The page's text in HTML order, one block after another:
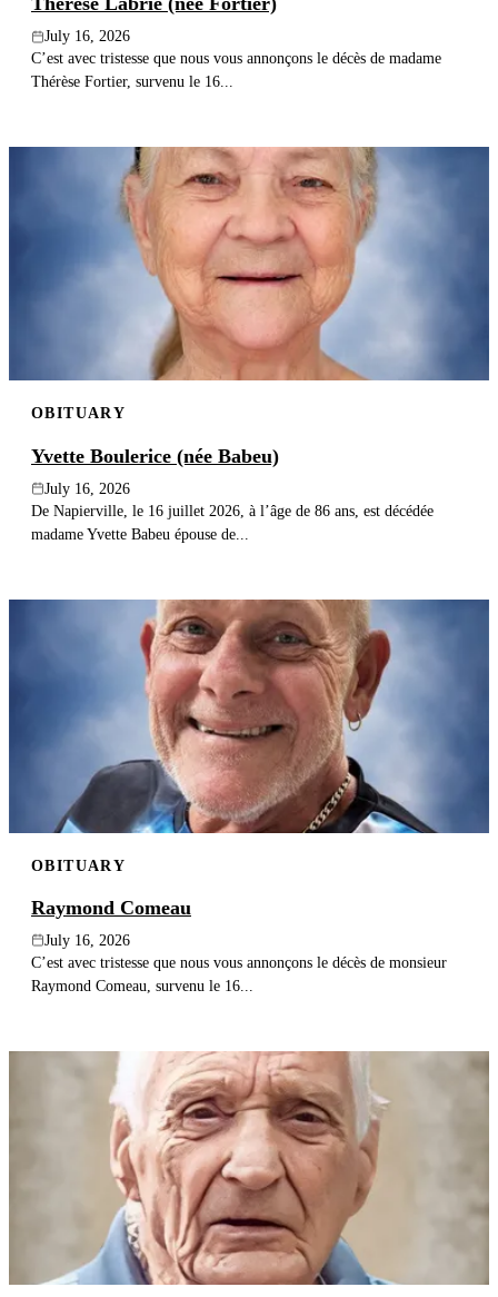
July 16, 2026
C’est avec tristesse que nous vous annonçons le décès de madame
Thérèse Fortier, survenu le 16...
OBITUARY
Yvette Boulerice (née Babeu)
July 16, 2026
De Napierville, le 16 juillet 2026, à l’âge de 86 ans, est décédée
madame Yvette Babeu épouse de...
OBITUARY
Raymond Comeau
July 16, 2026
C’est avec tristesse que nous vous annonçons le décès de monsieur
Raymond Comeau, survenu le 16...